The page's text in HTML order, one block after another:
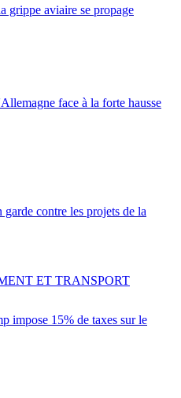
grippe aviaire se propage
face à la forte hausse
garde contre les projets de la
impose 15% de taxes sur le
ET TRANSPORT